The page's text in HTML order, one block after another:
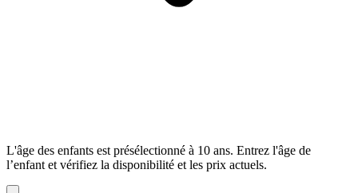
L'âge des enfants est présélectionné à 10 ans. Entrez l'âge de
l’enfant et vérifiez la disponibilité et les prix actuels.